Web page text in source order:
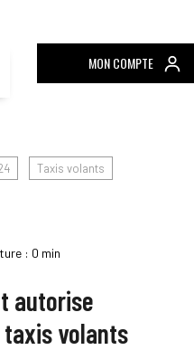
MON COMPTE
Taxis volants
: 0 min
autorise
taxis volants